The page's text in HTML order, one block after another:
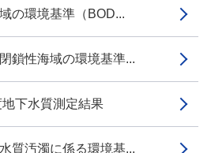
の環境基準（BOD...
鎖性海域の環境基準...
下水質測定結果
質汚濁に係る環境基...